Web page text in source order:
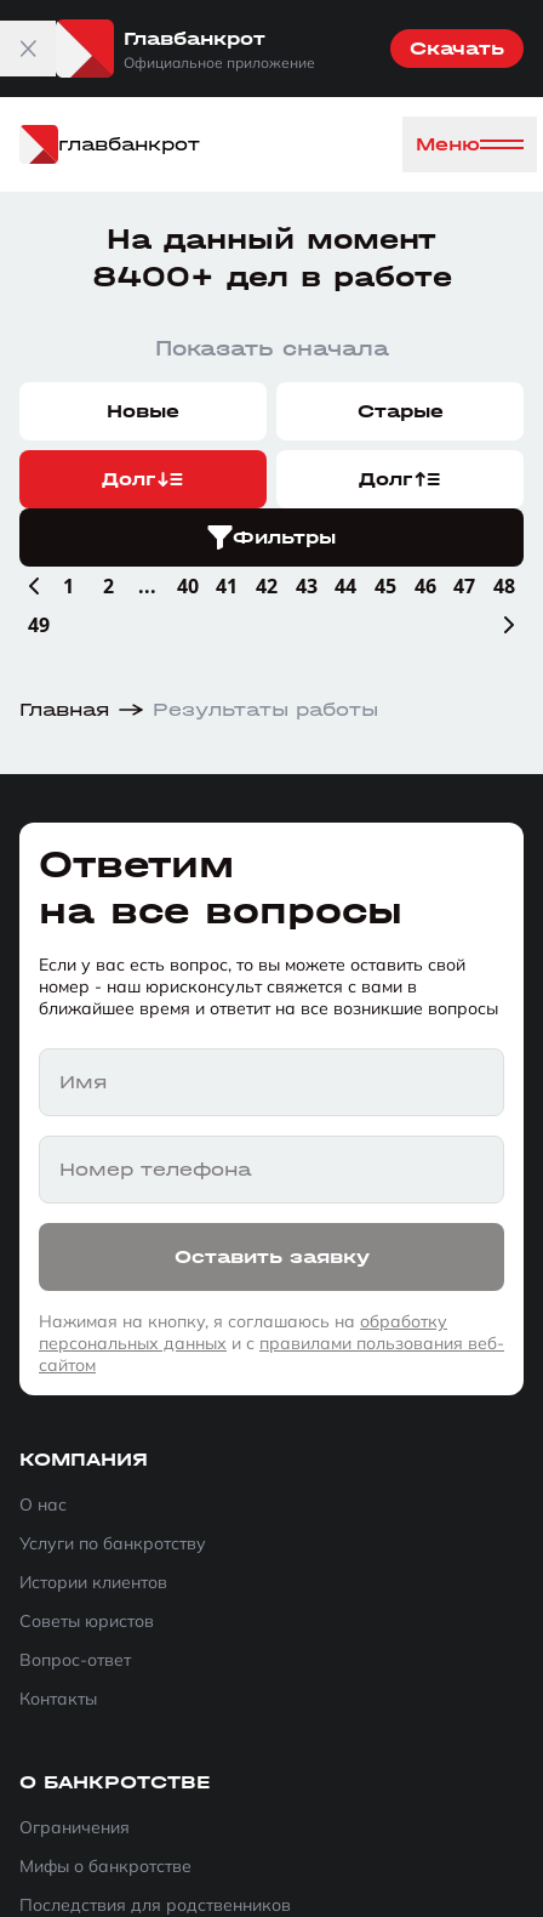
Главбанкрот
Официальное приложение
Скачать
главбанкрот Меню
На данный момент
8400+ дел в работе
Показать сначала
Новые Старые
Долг Долг
Фильтры
1 2 ... 40 41 42 43 44 45 46 47
48
49
Главная Результаты работы
Ответим
на все вопросы
Если у вас есть вопрос, то вы можете оставить свой
номер - наш юрисконсульт свяжется с вами в
ближайшее время и ответит на все возникшие вопросы
Имя
Номер телефона
Оставить заявку
Нажимая на кнопку, я соглашаюсь на обработку
персональных данных и с правилами пользования веб-
сайтом
КОМПАНИЯ
О нас
Услуги по банкротству
Истории клиентов
Советы юристов
Вопрос-ответ
Контакты
О БАНКРОТСТВЕ
Ограничения
Мифы о банкротстве
Последствия для родственников